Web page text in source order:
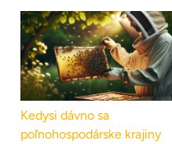
Kedysi dávno sa
poľnohospodárske krajiny